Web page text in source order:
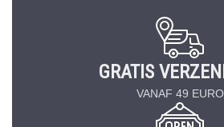
GRATIS
VANAF 49 EURO